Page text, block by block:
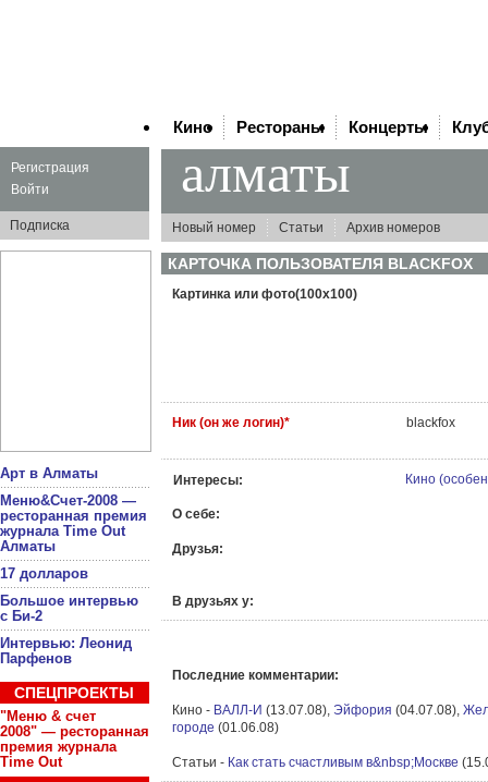
Регистрация
Войти
Подписка
Арт в Алматы
Меню&Счет-2008 —
ресторанная премия
журнала Time Out
Алматы
17 долларов
Большое интервью
с Би-2
Интервью: Леонид
Парфенов
СПЕЦПРОЕКТЫ
"Меню & счет
2008" — ресторанная
премия журнала
Time Out
Кино Рестораны Концерты
алматы
Новый номер Статьи Архив номеров
КАРТОЧКА ПОЛЬЗОВАТЕЛЯ BLACKFOX
Картинка или фото(100x100)
Ник (он же логин)* blackfox
Интересы: Кино
О себе:
Друзья:
В друзьях у:
Последние комментарии:
Кино - ВАЛЛ-И (13.07.08), Эйфория (04.07.08),
городе (01.06.08)
Статьи - Как стать счастливым в&nbsp;Москве